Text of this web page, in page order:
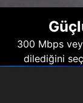
300 Mbps
dilediğini